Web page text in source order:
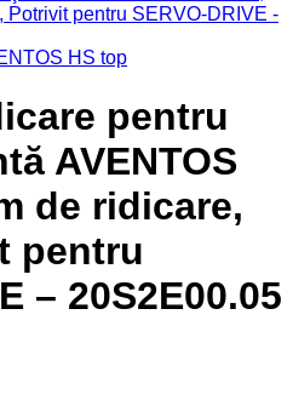
HS top
pentru
AVENTOS
de ridicare,
pentru
– 20S2E00.05